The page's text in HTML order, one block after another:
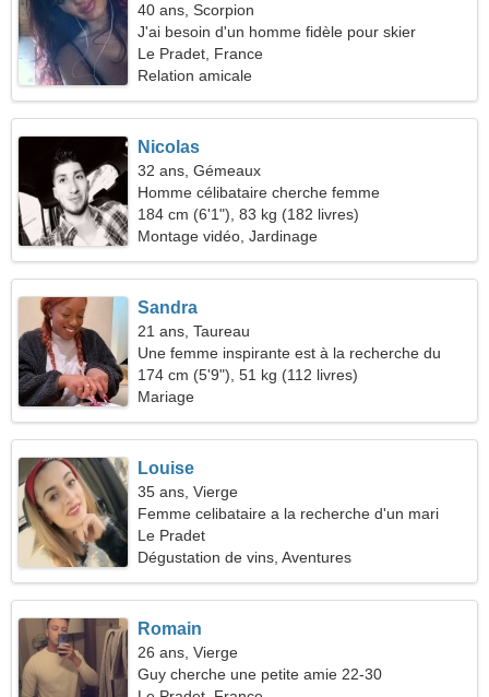
40 ans, Scorpion
J'ai besoin d'un homme fidèle pour skier
ensemble
Le Pradet, France
Relation amicale
Nicolas
32 ans, Gémeaux
Homme célibataire cherche femme
184 cm (6'1"), 83 kg (182 livres)
Montage vidéo, Jardinage
Sandra
21 ans, Taureau
Une femme inspirante est à la recherche du
véritable amour
174 cm (5'9"), 51 kg (112 livres)
Mariage
Louise
35 ans, Vierge
Femme celibataire a la recherche d'un mari
Le Pradet
Dégustation de vins, Aventures
Romain
26 ans, Vierge
Guy cherche une petite amie 22-30